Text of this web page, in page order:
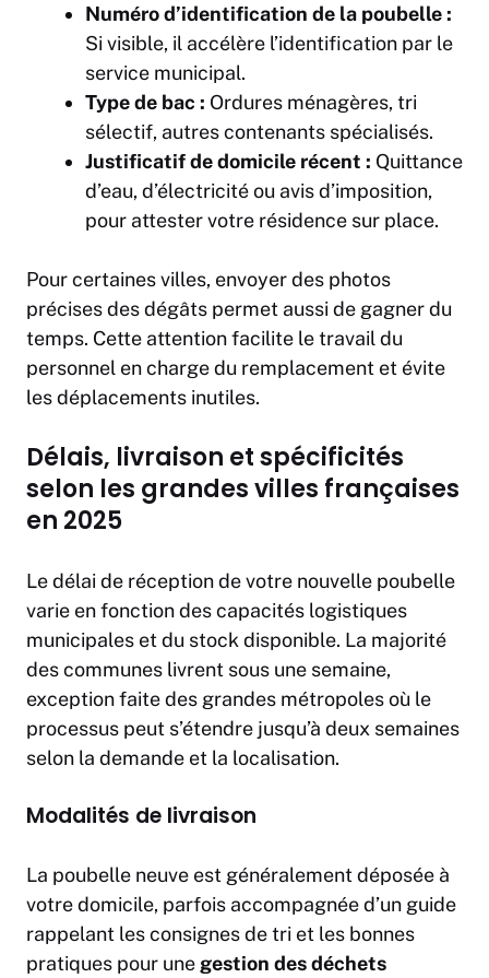
Numéro d’identification de la poubelle :
Si visible, il accélère l’identification par le
service municipal.
Type de bac : Ordures ménagères, tri
sélectif, autres contenants spécialisés.
Justificatif de domicile récent : Quittance
d’eau, d’électricité ou avis d’imposition,
pour attester votre résidence sur place.
Pour certaines villes, envoyer des photos
précises des dégâts permet aussi de gagner du
temps. Cette attention facilite le travail du
personnel en charge du remplacement et évite
les déplacements inutiles.
Délais, livraison et spécificités
selon les grandes villes françaises
en 2025
Le délai de réception de votre nouvelle poubelle
varie en fonction des capacités logistiques
municipales et du stock disponible. La majorité
des communes livrent sous une semaine,
exception faite des grandes métropoles où le
processus peut s’étendre jusqu’à deux semaines
selon la demande et la localisation.
Modalités de livraison
La poubelle neuve est généralement déposée à
votre domicile, parfois accompagnée d’un guide
rappelant les consignes de tri et les bonnes
pratiques pour une gestion des déchets